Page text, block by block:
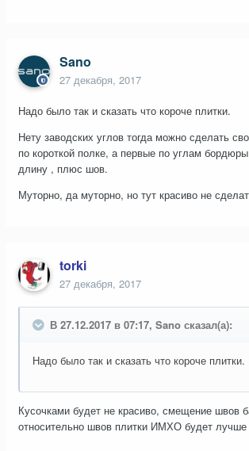
Sano
27 декабря, 2017
Надо было так и сказать что короче плитки.
Нету заводских углов тогда можно сделать
по короткой полке, а первые по углам
длину , плюс шов.
Муторно, да муторно, но тут красиво не
torki
27 декабря, 2017
В 27.12.2017 в 07:17, Sano сказал(а):
Надо было так и сказать что короче плитки.
Кусочками будет не красиво, смещение швов
относительно швов плитки ИМХО будет лучше